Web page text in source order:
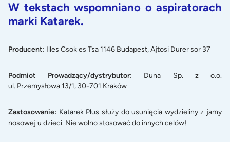
W tekstach wspomniano o aspiratorach
marki Katarek.
Producent: Illes Csok es Tsa 1146 Budapest, Ajtosi Durer sor 37
Podmiot Prowadzący/dystrybutor: Duna Sp. z o.o.
ul. Przemysłowa 13/1, 30-701 Kraków
Zastosowanie: Katarek Plus służy do usunięcia wydzieliny z jamy
nosowej u dzieci. Nie wolno stosować do innych celów!